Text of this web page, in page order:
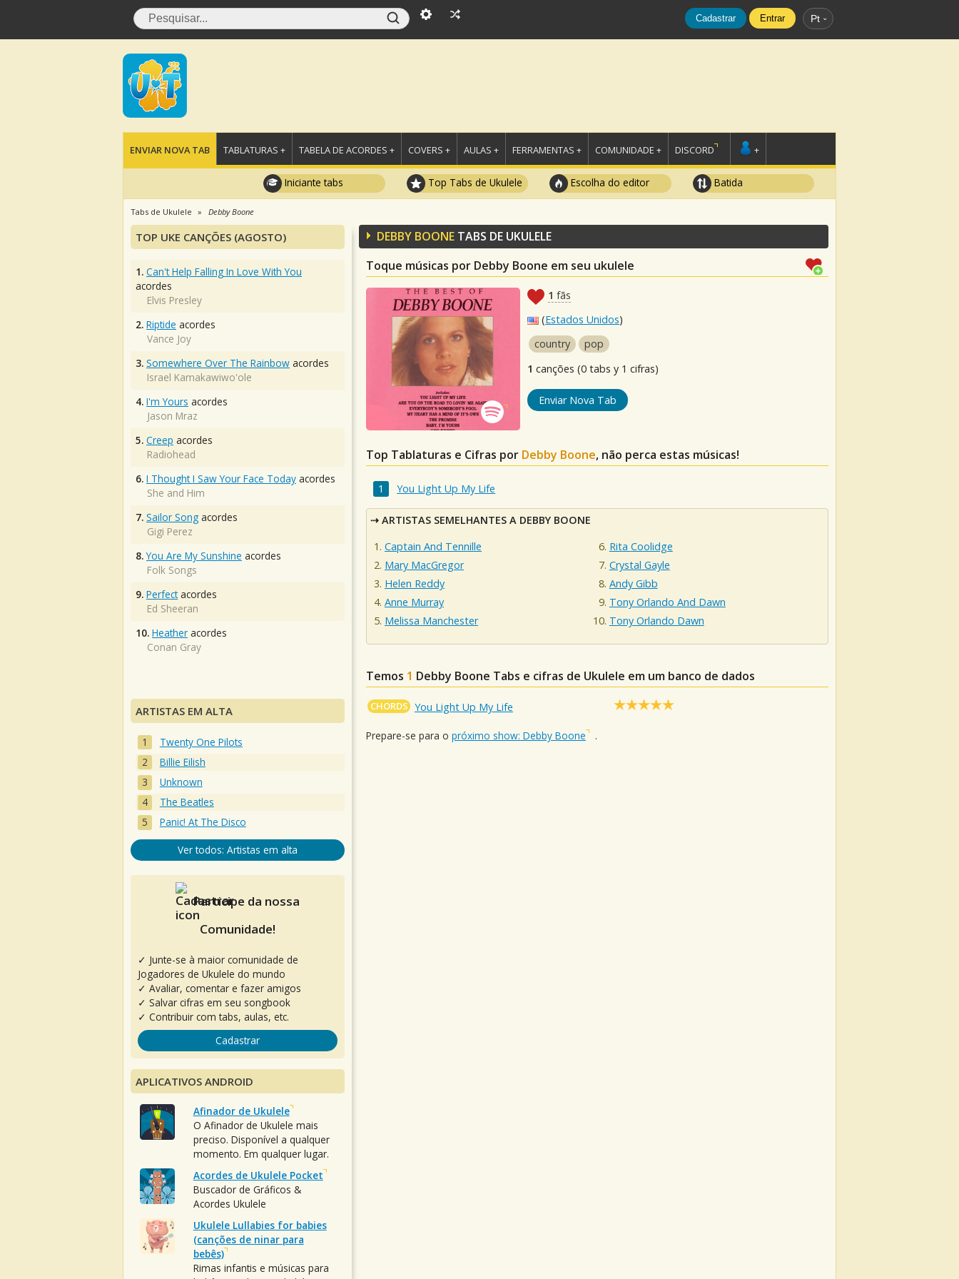
Cadastrar Entrar Pt
ENVIAR NOVA TAB TABLATURAS + TABELA DE ACORDES + COVERS + AULAS + FERRAMENTAS + COMUNIDADE + DISCORD +
Iniciante tabs Top Tabs de Ukulele Escolha do editor Batida
Tabs de Ukulele Debby Boone
DEBBY BOONE TABS DE UKULELE
Toque músicas por Debby Boone em seu ukulele
1 fãs
(Estados Unidos)
country
pop
1 canções (0 tabs y 1 cifras)
Enviar Nova Tab
Top Tablaturas e Cifras por Debby Boone, não perca estas músicas!
You Light Up My Life
ARTISTAS SEMELHANTES A DEBBY BOONE
Captain And Tennille
Mary MacGregor
Helen Reddy
Anne Murray
Melissa Manchester
Rita Coolidge
Crystal Gayle
Andy Gibb
Tony Orlando And Dawn
Tony Orlando Dawn
Temos 1 Debby Boone Tabs e cifras de Ukulele em um banco de dados
CHORDS You Light Up My Life
Prepare-se para o próximo show: Debby Boone .
TOP UKE CANÇÕES (AGOSTO)
1. Can't Help Falling In Love With You
acordes
Elvis Presley
2. Riptide acordes
Vance Joy
3. Somewhere Over The Rainbow acordes
Israel Kamakawiwo'ole
4. I'm Yours acordes
Jason Mraz
5. Creep acordes
Radiohead
6. I Thought I Saw Your Face Today acordes
She and Him
7. Sailor Song acordes
Gigi Perez
8. You Are My Sunshine acordes
Folk Songs
9. Perfectacordes
Ed Sheeran
10. Heather acordes
Conan Gray
ARTISTAS EM ALTA
Twenty One Pilots
Billie Eilish
Unknown
The Beatles
Panic! At The Disco
Ver todos: Artistas em alta
Participe da nossa
Comunidade!
✓ Junte-se à maior comunidade de
Jogadores de Ukulele do mundo
✓ Avaliar, comentar e fazer amigos
✓ Salvar cifras em seu songbook
✓ Contribuir com tabs, aulas, etc.
Cadastrar
APLICATIVOS ANDROID
Afinador de Ukulele
O Afinador de Ukulele mais
preciso. Disponível a qualquer
momento. Em qualquer lugar.
Acordes de Ukulele Pocket
Buscador de Gráficos &
Acordes Ukulele
Ukulele Lullabies for babies
(canções de ninar para
bebês)
Rimas infantis e músicas para